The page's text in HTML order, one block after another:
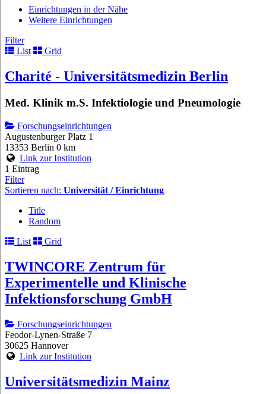
Einrichtungen in der Nähe
Weitere Einrichtungen
Filter
List
Grid
Charité - Universitätsmedizin Berlin
Med. Klinik m.S. Infektiologie und Pneumologie
Forschungseinrichtungen
Augustenburger Platz 1
13353 Berlin 0 km
Link zur Institution
1 Eintrag
Filter
Sortieren nach: Universität / Einrichtung
Title
Random
List
Grid
TWINCORE Zentrum für
Experimentelle und Klinische
Infektionsforschung GmbH
Forschungseinrichtungen
Feodor-Lynen-Straße 7
30625 Hannover
Link zur Institution
Universitätsmedizin Mainz